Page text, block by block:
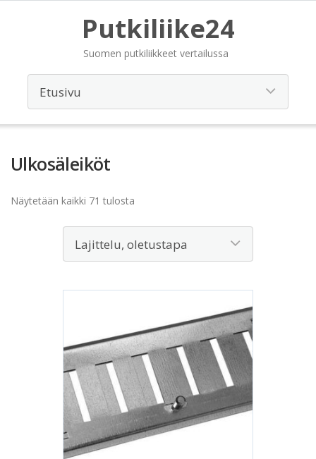
Putkiliike24
Suomen putkiliikkeet vertailussa
Ulkosäleiköt
Näytetään kaikki 71 tulosta